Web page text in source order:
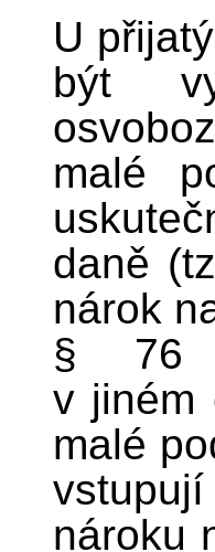
U
být
malé
daně
nárok
§ 76
v jiném
malé
nároku